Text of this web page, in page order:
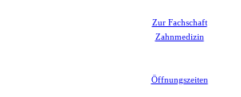
Zur Fachschaft
Zahnmedizin
Öffnungszeiten